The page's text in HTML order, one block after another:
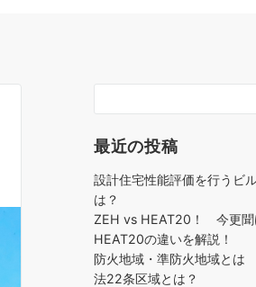
最近の投稿
設計住宅性能評価を行うビ
は？
ZEH vs HEAT20！ 今更聞
HEAT20の違いを解説！
防火地域・準防火地域とは
法22条区域とは？